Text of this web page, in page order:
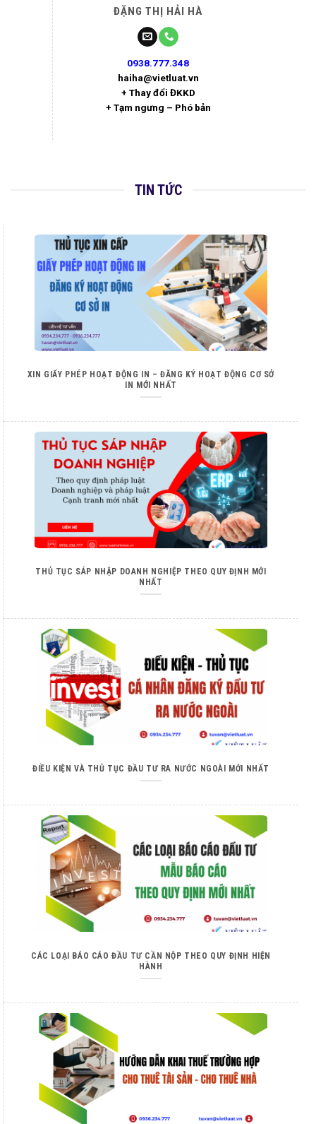
ĐẶNG THỊ HẢI HÀ
0938.777.348
haiha@vietluat.vn
+ Thay đổi ĐKKD
+ Tạm ngưng – Phó bản
TIN TỨC
XIN GIẤY PHÉP HOẠT ĐỘNG IN – ĐĂNG KÝ HOẠT ĐỘNG CƠ SỞ
IN MỚI NHẤT
THỦ TỤC SÁP NHẬP DOANH NGHIỆP THEO QUY ĐỊNH MỚI
NHẤT
ĐIỀU KIỆN VÀ THỦ TỤC ĐẦU TƯ RA NƯỚC NGOÀI MỚI NHẤT
CÁC LOẠI BÁO CÁO ĐẦU TƯ CẦN NỘP THEO QUY ĐỊNH HIỆN
HÀNH